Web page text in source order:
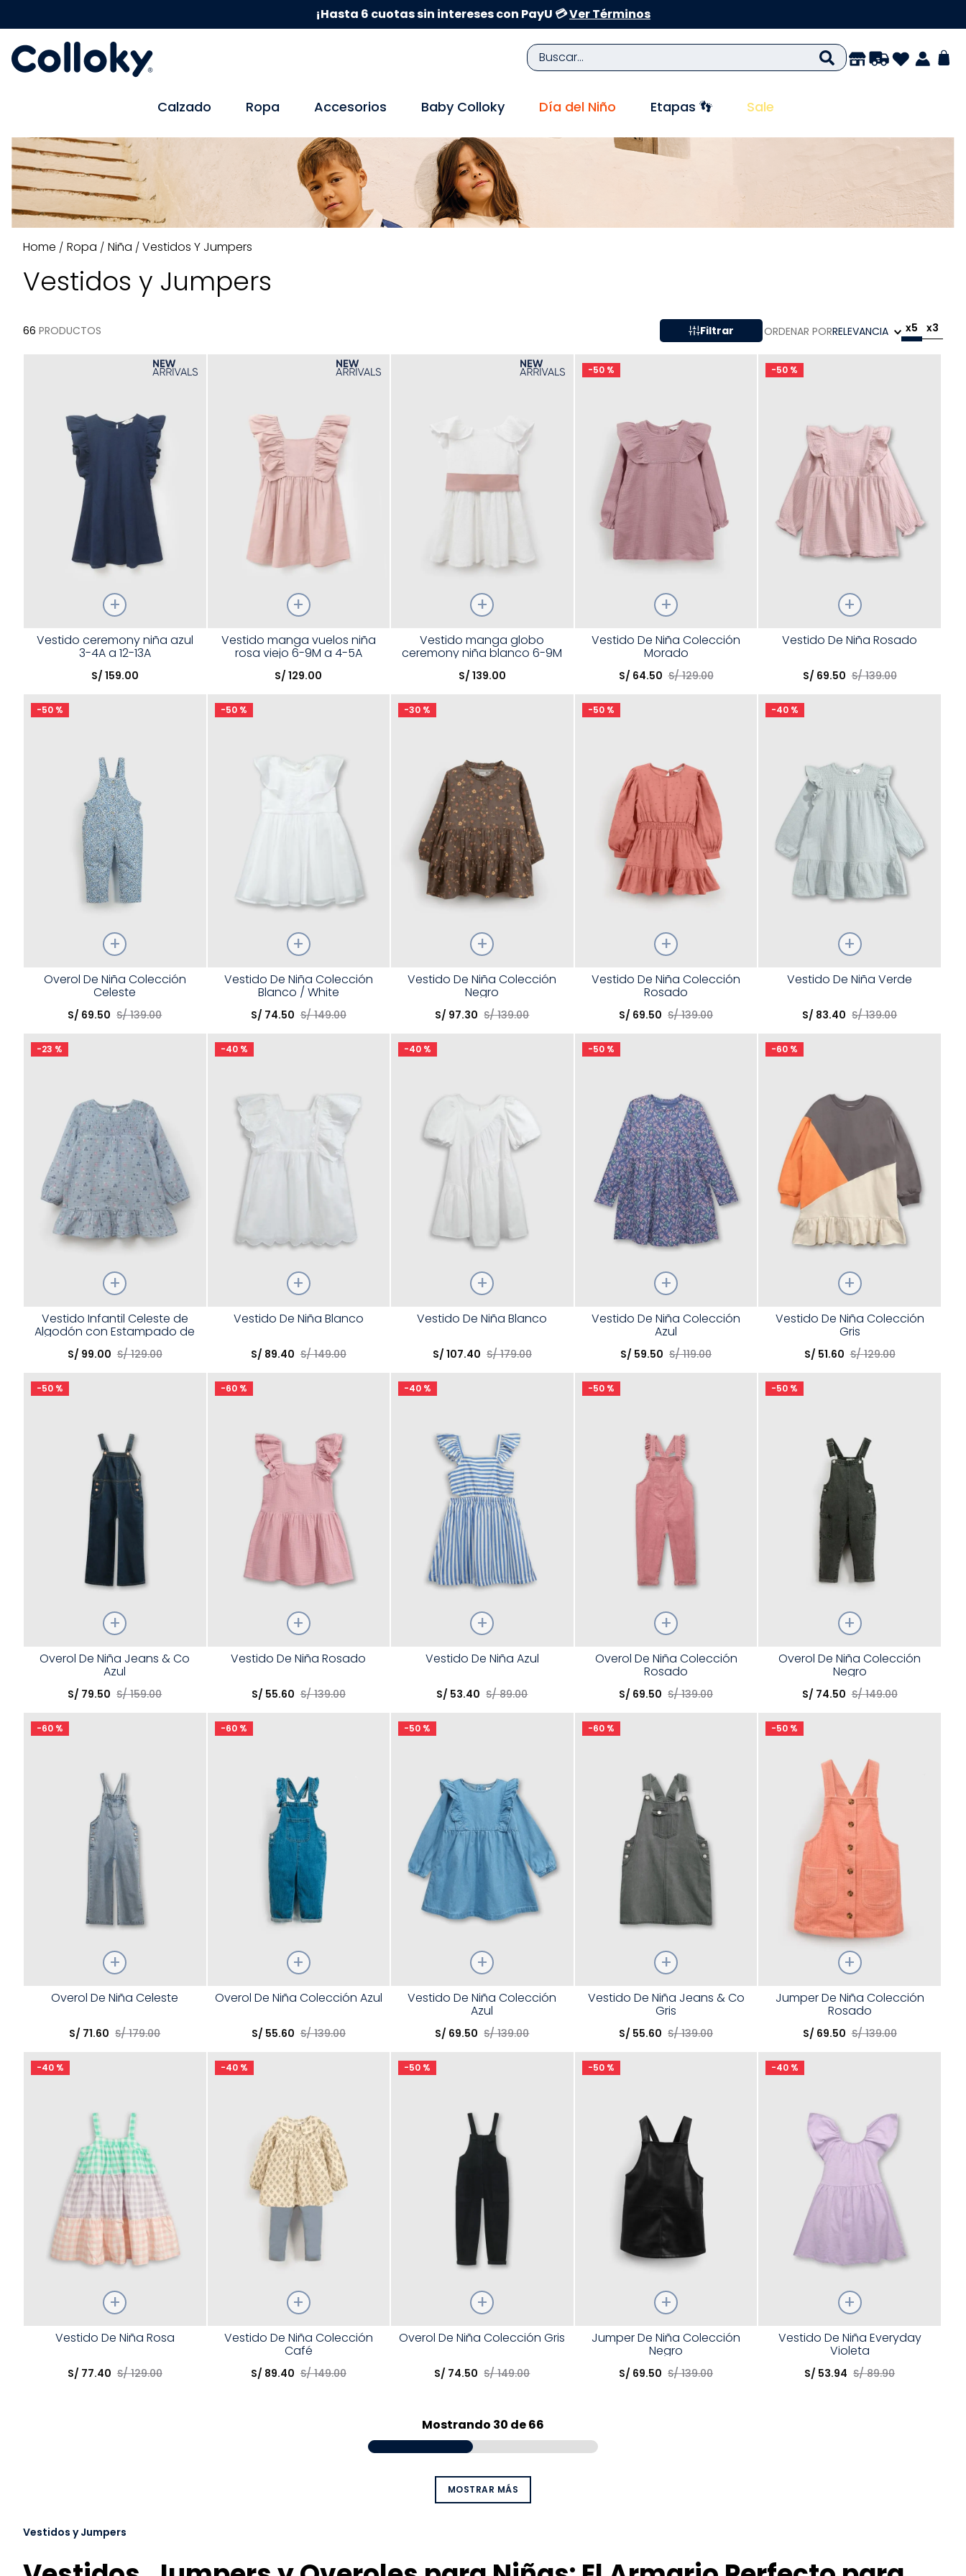
¡Hasta 6 cuotas sin intereses con PayU 💳Ver Términos
Buscar...
Calzado Ropa Accesorios Baby Colloky Día del Niño Etapas 👣 Sale
Ropa Niña Vestidos Y Jumpers
Vestidos y Jumpers
66 PRODUCTOS Filtrar ORDENAR PORRELEVANCIA x5 x3
Talla
Elige una opción
Vestido ceremony niña azul
3-4A a 12-13A
S/159.00
Talla
Elige una opción
Vestido manga vuelos niña
rosa viejo 6-9M a 4-5A
S/129.00
Elige una opción
Vestido manga globo
ceremony niña blanco 6-9M
a 4-5A
S/139.00
-50 %
Talla
Elige una opción
Vestido De Niña Colección
Morado
S/ 64.50 S/ 129.00
-50 %
TallaVestido De Niña Rosado
S/ 69.50 S/ 139.00
-50 %
Talla
Elige una opción
Overol De Niña Colección
Celeste
S/ 69.50 S/ 139.00
-50 %
Talla
Elige una opción
Vestido De Niña Colección
Blanco / White
S/ 74.50 S/ 149.00
-30 %
Talla
Elige una opción
Vestido De Niña Colección
Negro
S/ 97.30 S/ 139.00
-50 %
Talla
Elige una opción
Vestido De Niña Colección
Rosado
S/ 69.50 S/ 139.00
-40 %
Vestido De Niña Verde
S/ 83.40 S/ 139.00
-23 %
Talla
Elige una opción
Vestido Infantil Celeste de
Algodón con Estampado de
Flores para Niña
S/ 99.00 S/ 129.00
-40 %
Vestido De Niña Blanco
S/ 89.40 S/ 149.00
-40 %
Vestido De Niña Blanco
S/ 107.40 S/ 179.00
-50 %
Talla
Elige una opción
Vestido De Niña Colección
Azul
S/ 59.50 S/ 119.00
-60 %
Talla
Elige una opción
Vestido De Niña Colección
Gris
S/ 51.60 S/ 129.00
-50 %
Talla
Elige una opción
Overol De Niña Jeans & Co
Azul
S/ 79.50 S/ 159.00
-60 %
TallaVestido De Niña Rosado
S/ 55.60 S/ 139.00
-40 %
Vestido De Niña Azul
S/ 53.40 S/ 89.00
-50 %
Talla
Elige una opción
Overol De Niña Colección
Rosado
S/ 69.50 S/ 139.00
-50 %
Talla
Elige una opción
Overol De Niña Colección
Negro
S/ 74.50 S/ 149.00
-60 %
Overol De Niña Celeste
S/ 71.60 S/ 179.00
-60 %
Talla
Overol De Niña Colección Azul
S/ 55.60 S/ 139.00
-50 %
Talla
Elige una opción
Vestido De Niña Colección
Azul
S/ 69.50 S/ 139.00
-60 %
Talla
Elige una opción
Vestido De Niña Jeans & Co
Gris
S/ 55.60 S/ 139.00
-50 %
Talla
Elige una opción
Jumper De Niña Colección
Rosado
S/ 69.50 S/ 139.00
-40 %
Vestido De Niña Rosa
S/ 77.40 S/ 129.00
-40 %
Talla
Elige una opción
Vestido De Niña Colección
Café
S/ 89.40 S/ 149.00
-50 %
Talla
Overol De Niña Colección Gris
S/ 74.50 S/ 149.00
-50 %
Talla
Elige una opción
Jumper De Niña Colección
Negro
S/ 69.50 S/ 139.00
-40 %
Talla
Elige una opción
Vestido De Niña Everyday
Violeta
S/ 53.94 S/ 89.90
Mostrando 30 de 66
MOSTRAR MÁS
Vestidos y Jumpers
TÉRMINOS MÁS BUSCADOS
zapatillas niño
medias
sandalias
5.
sandalias niña